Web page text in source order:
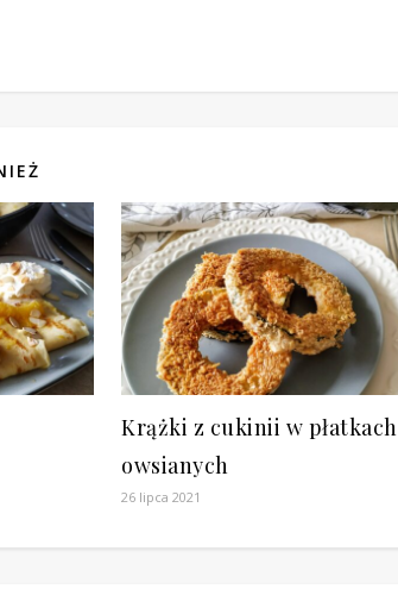
Krążki z cukinii w płatkach
owsianych
26 lipca 2021